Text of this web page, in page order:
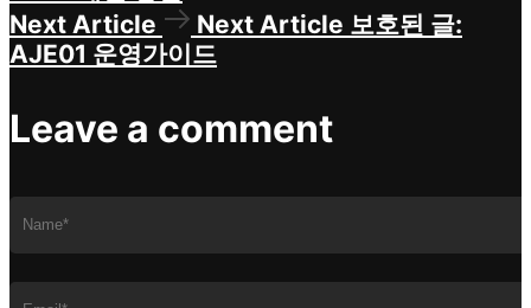
Next Article
Next Article 보호된 글:
AJE01 운영가이드
Leave a comment